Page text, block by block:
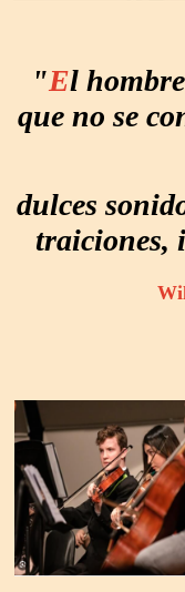
"El
que no se
dulces
traiciones,